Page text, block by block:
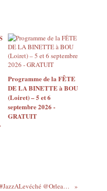
Programme de la FÊTE
DE LA BINETTE à BOU
(Loiret) – 5 et 6
septembre 2026 -
GRATUIT
Programmé au #JazzALevéché @OrleansMetropol ,...